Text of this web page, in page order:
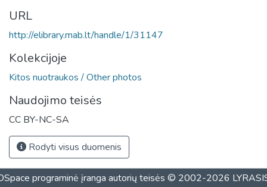
URL
http://elibrary.mab.lt/handle/1/31147
Kolekcijoje
Kitos nuotraukos / Other photos
Naudojimo teisės
CC BY-NC-SA
Rodyti visus duomenis
programinė įranga autorių teisės © 2002-2026